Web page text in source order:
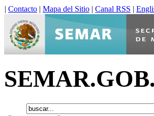
| Contacto | Mapa del Sitio | Canal RSS |